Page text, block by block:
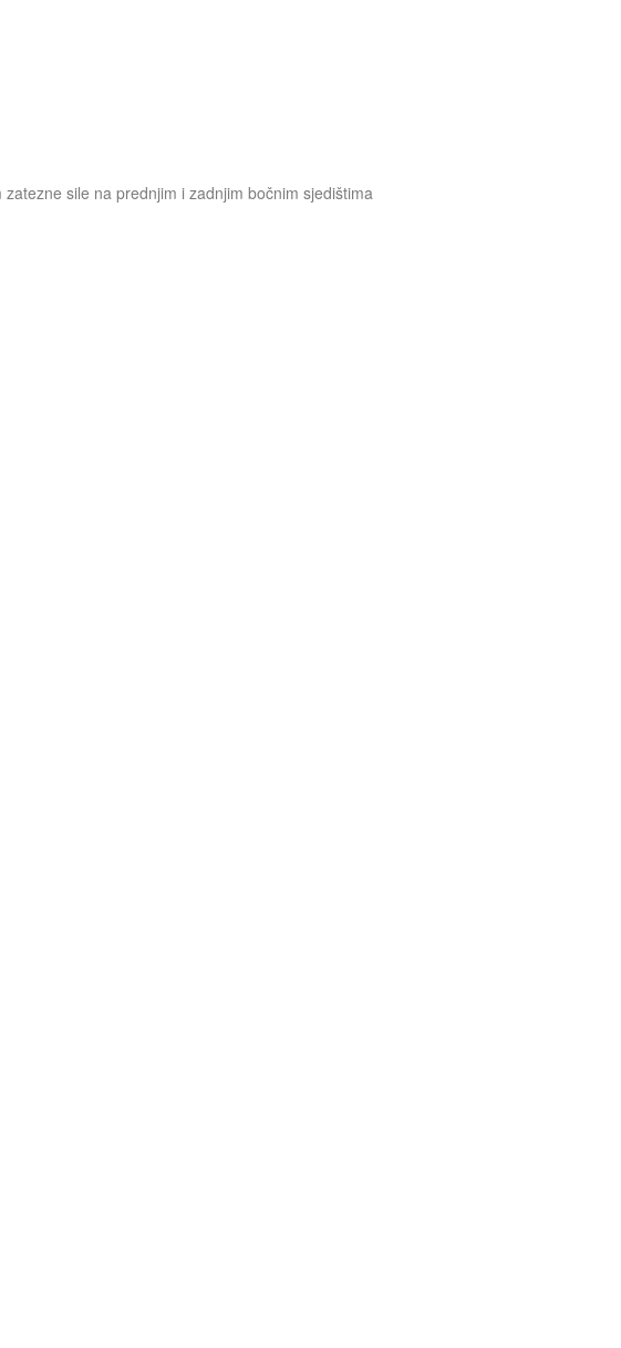
sile na prednjim i zadnjim bočnim sjedištima